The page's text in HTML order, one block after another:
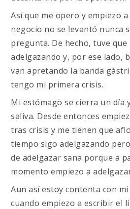
Así que me opero y empiezo
negocio no se levantó nunca
pregunta. De hecho, tuve
adelgazando y, por ese lado,
van apretando la banda
tengo mi primera crisis.
Mi estómago se cierra un día
saliva. Desde entonces
tras crisis y me tienen que
tiempo sigo adelgazando
de adelgazar sana porque a
momento empiezo a
Aun así estoy contenta con
cuando empiezo a escribir el